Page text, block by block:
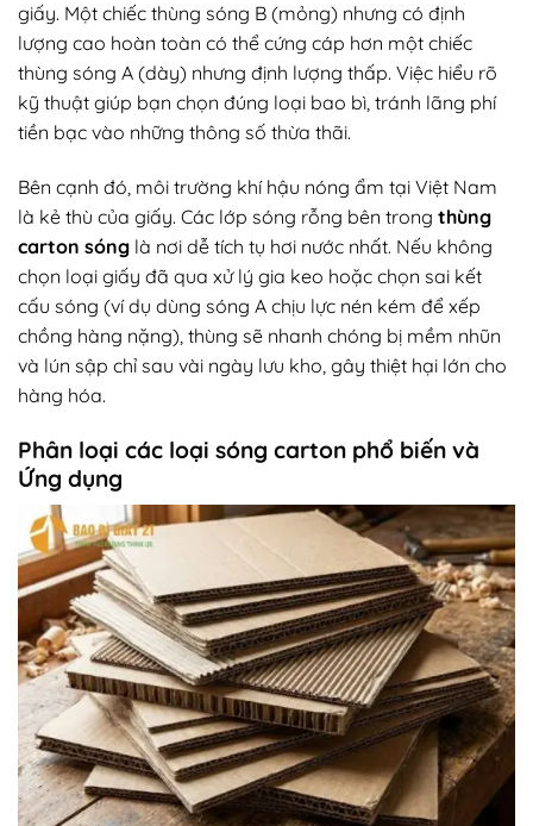
giấy. Một chiếc thùng sóng B (mỏng) nhưng có định
lượng cao hoàn toàn có thể cứng cáp hơn một chiếc
thùng sóng A (dày) nhưng định lượng thấp. Việc hiểu rõ
kỹ thuật giúp bạn chọn đúng loại bao bì, tránh lãng phí
tiền bạc vào những thông số thừa thãi.
Bên cạnh đó, môi trường khí hậu nóng ẩm tại Việt Nam
là kẻ thù của giấy. Các lớp sóng rỗng bên trong thùng
carton sóng là nơi dễ tích tụ hơi nước nhất. Nếu không
chọn loại giấy đã qua xử lý gia keo hoặc chọn sai kết
cấu sóng (ví dụ dùng sóng A chịu lực nén kém để xếp
chồng hàng nặng), thùng sẽ nhanh chóng bị mềm nhũn
và lún sập chỉ sau vài ngày lưu kho, gây thiệt hại lớn cho
hàng hóa.
Phân loại các loại sóng carton phổ biến và
Ứng dụng